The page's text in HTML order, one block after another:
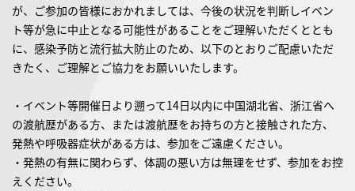
が、ご参加の皆様におかれましては、今後の状況を判断しイベン
ト等が急に中止となる可能性があることをご理解いただくととも
に、感染予防と流行拡大防止のため、以下のとおりご配慮いただ
きたく、ご理解とご協力をお願いいたします。
・イベント等開催日より遡って14日以内に中国湖北省、浙江省へ
の渡航歴がある方、または渡航歴をお持ちの方と接触された方、
発熱や呼吸器症状がある方は、参加をご遠慮ください。
・発熱の有無に関わらず、体調の悪い方は無理をせず、参加をお控
えください。